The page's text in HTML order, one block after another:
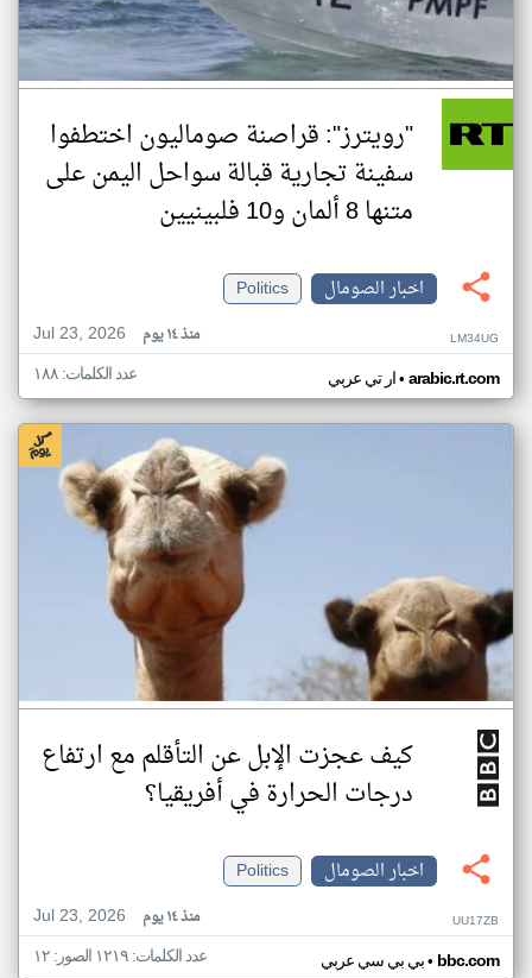
"رويترز": قراصنة صوماليون اختطفوا
سفينة تجارية قبالة سواحل اليمن على
متنها 8 ألمان و10 فلبينيين
اخبار الصومال
Politics
Jul 23, 2026
منذ ١٤ يوم LM34UG
ار تي عربي• arabic.rt.com عدد الكلمات: ١٨٨
كيف عجزت الإبل عن التأقلم مع ارتفاع
درجات الحرارة في أفريقيا؟
اخبار الصومال
Politics
Jul 23, 2026
منذ ١٤ يوم UU17ZB
بي بي سي عربي• bbc.com عدد الكلمات: ١٢١٩ الصور: ١٢